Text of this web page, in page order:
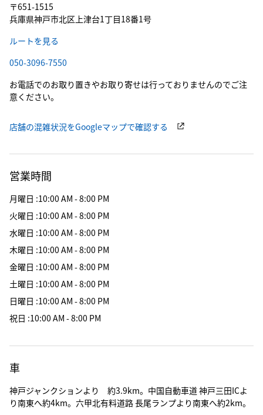
〒651-1515
兵庫県神戸市北区上津台1丁目18番1号
ルートを見る
050-3096-7550
お電話でのお取り置きやお取り寄せは行っておりませんのでご注
意ください。
店舗の混雑状況をGoogleマップで確認する
営業時間
月曜日 :10:00 AM - 8:00 PM
火曜日 :10:00 AM - 8:00 PM
水曜日 :10:00 AM - 8:00 PM
木曜日 :10:00 AM - 8:00 PM
金曜日 :10:00 AM - 8:00 PM
土曜日 :10:00 AM - 8:00 PM
日曜日 :10:00 AM - 8:00 PM
祝日 :10:00 AM - 8:00 PM
車
神戸ジャンクションより 約3.9km。中国自動車道 神戸三田ICよ
り南東へ約4km。六甲北有料道路 長尾ランプより南東へ約2km。